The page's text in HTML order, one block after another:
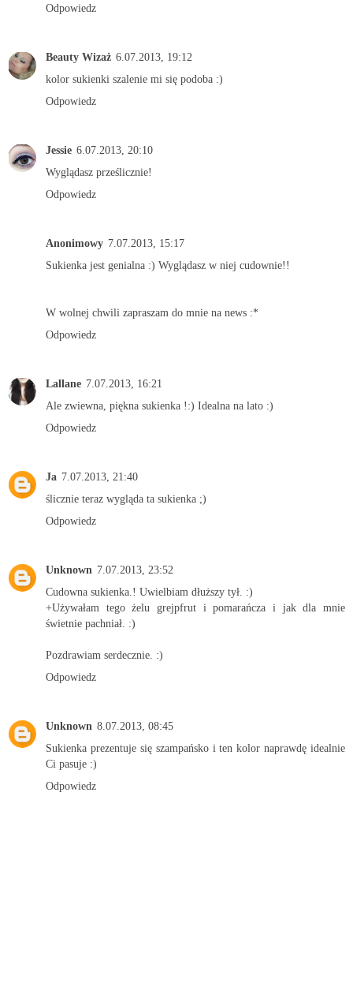
Odpowiedz
Beauty Wizaż 6.07.2013, 19:12
kolor sukienki szalenie mi się podoba :)
Odpowiedz
Jessie 6.07.2013, 20:10
Wyglądasz prześlicznie!
Odpowiedz
Anonimowy 7.07.2013, 15:17
Sukienka jest genialna :) Wyglądasz w niej cudownie!!
W wolnej chwili zapraszam do mnie na news :*
Odpowiedz
Lallane 7.07.2013, 16:21
Ale zwiewna, piękna sukienka !:) Idealna na lato :)
Odpowiedz
Ja 7.07.2013, 21:40
ślicznie teraz wygląda ta sukienka ;)
Odpowiedz
Unknown 7.07.2013, 23:52
Cudowna sukienka.! Uwielbiam dłuższy tył. :)
+Używałam tego żelu grejpfrut i pomarańcza i jak dla mnie
świetnie pachniał. :)
Pozdrawiam serdecznie. :)
Odpowiedz
Unknown 8.07.2013, 08:45
Sukienka prezentuje się szampańsko i ten kolor naprawdę idealnie
Ci pasuje :)
Odpowiedz